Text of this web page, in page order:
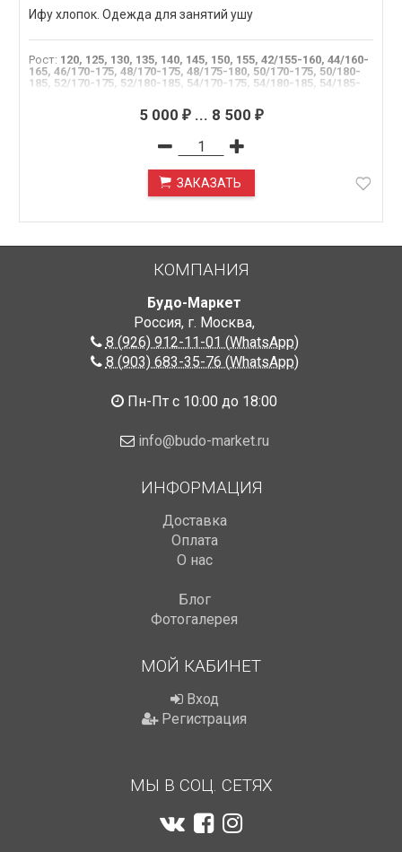
Ифу хлопок. Одежда для занятий ушу
Рост: 120, 125, 130, 135, 140, 145, 150, 155, 42/155-160, 44/160-
165, 46/170-175, 48/170-175, 48/175-180, 50/170-175, 50/180-
185, 52/170-175, 52/180-185, 54/170-175, 54/180-185, 54/185-
5 000 ₽... 8 500 ₽
ЗАКАЗАТЬ
КОМПАНИЯ
Будо-Маркет
Россия, г. Москва,
8 (926) 912-11-01 (WhatsApp)
8 (903) 683-35-76 (WhatsApp)
Пн-Пт с 10:00 до 18:00
info@budo-market.ru
ИНФОРМАЦИЯ
Доставка
Оплата
О нас
Блог
Фотогалерея
МОЙ КАБИНЕТ
Вход
Регистрация
МЫ В СОЦ. СЕТЯХ